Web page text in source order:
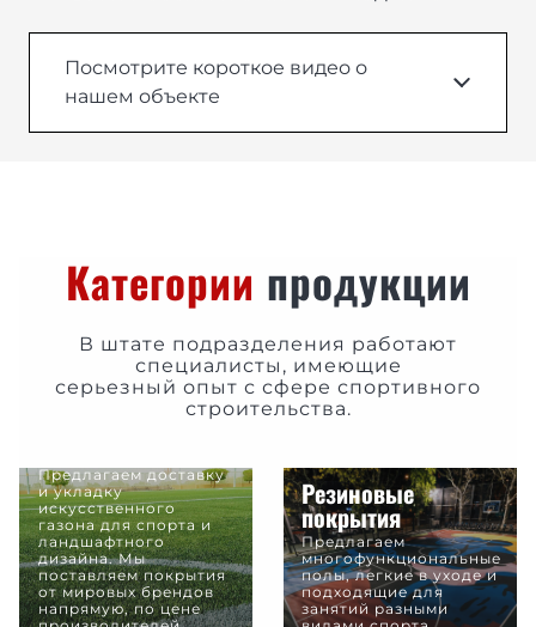
Посмотрите короткое видео о
нашем объекте
Категории продукции
В штате подразделения работают
специалисты, имеющие
серьезный опыт с сфере спортивного
строительства.
Искусственный
Предлагаем доставку
и укладку
искусственного
газона для спорта и
ландшафтного
дизайна. Мы
поставляем покрытия
от мировых брендов
напрямую, по цене
Резиновые
покрытия
Предлагаем
многофункциональные
полы, легкие в уходе и
подходящие для
занятий разными